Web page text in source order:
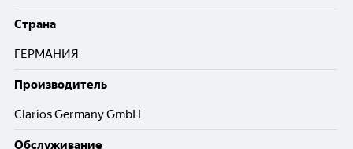
Cтрана
ГЕРМАНИЯ
Производитель
Clarios Germany GmbH
Обслуживание